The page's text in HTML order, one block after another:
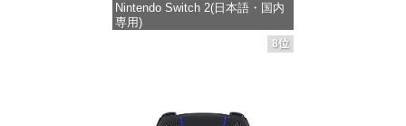
Nintendo Switch 2(日本語・国内
専用)
価格：¥55,871
8位